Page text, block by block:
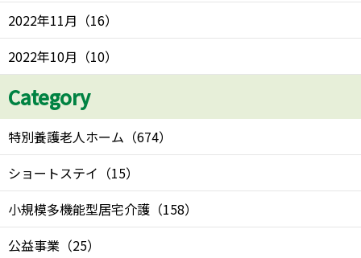
2022年11月 （16）
2022年10月 （10）
Category
特別養護老人ホーム （674）
ショートステイ （15）
小規模多機能型居宅介護 （158）
公益事業 （25）